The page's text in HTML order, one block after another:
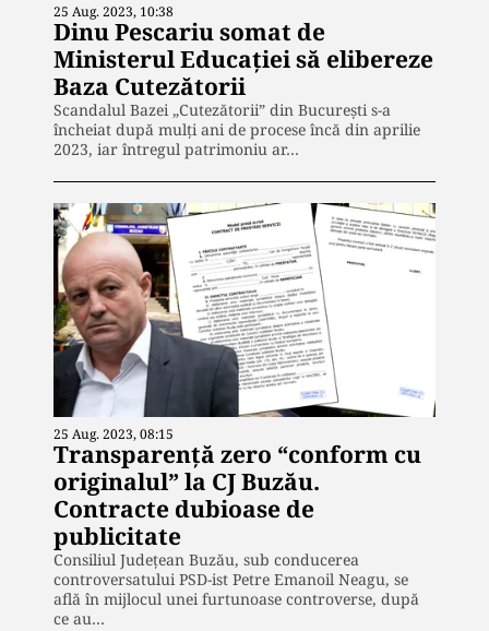
25 Aug. 2023, 10:38
Dinu Pescariu somat de
Ministerul Educației să elibereze
Baza Cutezătorii
Scandalul Bazei „Cutezătorii” din București s-a
încheiat după mulți ani de procese încă din aprilie
2023, iar întregul patrimoniu ar…
25 Aug. 2023, 08:15
Transparență zero “conform cu
originalul” la CJ Buzău.
Contracte dubioase de
publicitate
Consiliul Județean Buzău, sub conducerea
controversatului PSD-ist Petre Emanoil Neagu, se
află în mijlocul unei furtunoase controverse, după
ce au…